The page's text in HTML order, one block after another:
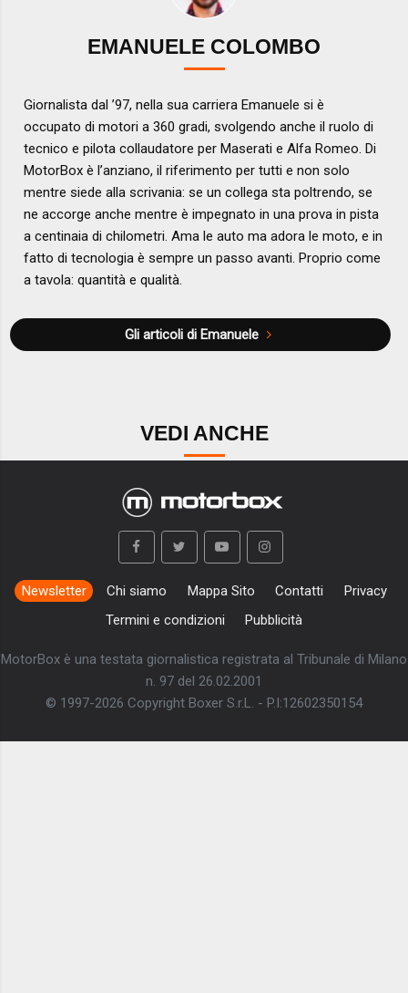
EMANUELE COLOMBO
Giornalista dal ’97, nella sua carriera Emanuele si è
occupato di motori a 360 gradi, svolgendo anche il ruolo di
tecnico e pilota collaudatore per Maserati e Alfa Romeo. Di
MotorBox è l’anziano, il riferimento per tutti e non solo
mentre siede alla scrivania: se un collega sta poltrendo, se
ne accorge anche mentre è impegnato in una prova in pista
a centinaia di chilometri. Ama le auto ma adora le moto, e in
fatto di tecnologia è sempre un passo avanti. Proprio come
a tavola: quantità e qualità.
Gli articoli di Emanuele
VEDI ANCHE
Newsletter Chi siamo Mappa Sito Contatti
Privacy
Termini e condizioni
Pubblicità
MotorBox è una testata giornalistica registrata al Tribunale di Milano
n. 97 del 26.02.2001
© 1997-2026 Copyright Boxer S.r.L. - P.I:12602350154